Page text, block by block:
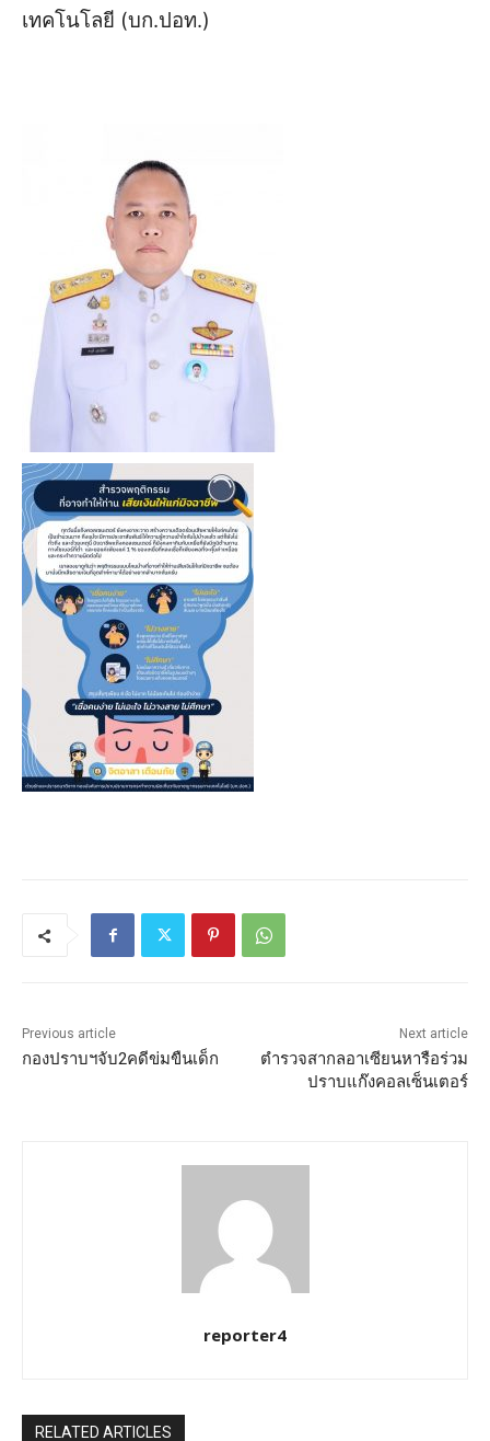
เทคโนโลยี (บก.ปอท.)
Previous article
กองปราบฯจับ2คดีข่มขืนเด็ก
Next article
ตำรวจสากลอาเซียนหารือร่วม
ปราบแก๊งคอลเซ็นเตอร์
reporter4
RELATED ARTICLES